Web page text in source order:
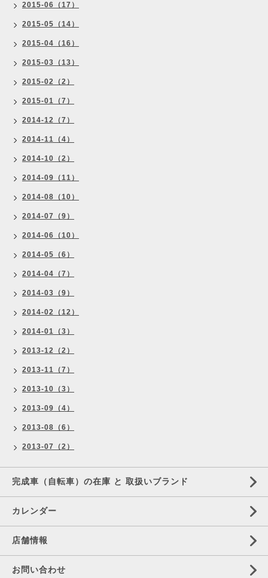
2015-06（17）
2015-05（14）
2015-04（16）
2015-03（13）
2015-02（2）
2015-01（7）
2014-12（7）
2014-11（4）
2014-10（2）
2014-09（11）
2014-08（10）
2014-07（9）
2014-06（10）
2014-05（6）
2014-04（7）
2014-03（9）
2014-02（12）
2014-01（3）
2013-12（2）
2013-11（7）
2013-10（3）
2013-09（4）
2013-08（6）
2013-07（2）
完成車（自転車）の在庫 と 取扱いブランド
カレンダー
店舗情報
お問い合わせ